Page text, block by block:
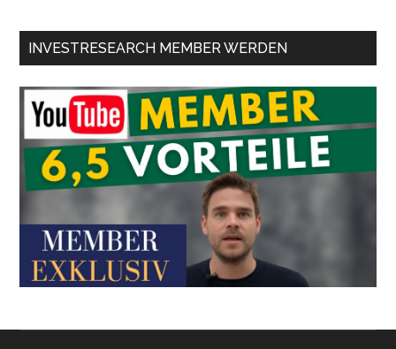
INVESTRESEARCH MEMBER WERDEN